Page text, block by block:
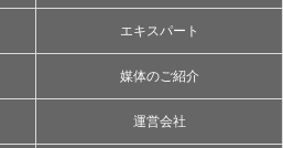
エキスパート
媒体のご紹介
運営会社